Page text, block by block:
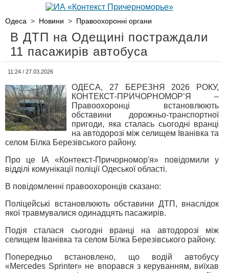
Одеса > Новини > Правоохоронні органи
В ДТП на Одещині постраждали
11 пасажирів автобуса
11:24 / 27.03.2026
ОДЕСА, 27 БЕРЕЗНЯ 2026 РОКУ,
КОНТЕКСТ-ПРИЧОРНОМОР’Я –
Правоохоронці встановлюють
обставини дорожньо-транспортної
пригоди, яка сталась сьогодні вранці
на автодорозі між селищем Іванівка та
селом Білка Березівського району.
Про це ІА «Контекст-Причорномор'я» повідомили у
відділі комунікації поліції Одеської області.
В повідомленні правоохоронців сказано:
Поліцейські встановлюють обставини ДТП, внаслідок
якої травмувалися одинадцять пасажирів.
Подія сталася сьогодні вранці на автодорозі між
селищем Іванівка та селом Білка Березівського району.
Попередньо встановлено, що водій автобусу
«Mercedes Sprinter» не впорався з керуванням, виїхав